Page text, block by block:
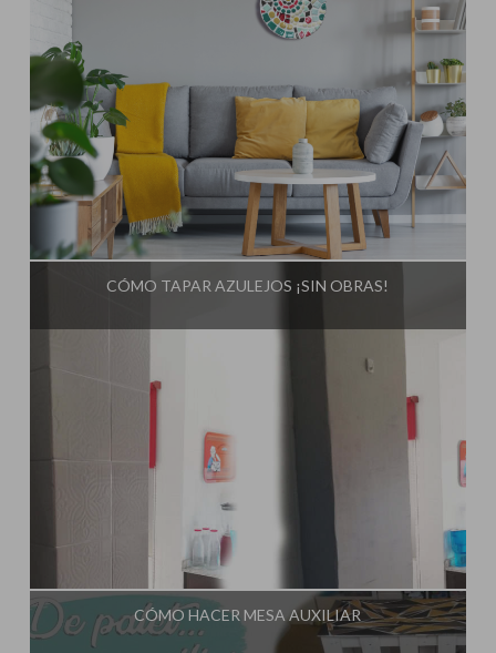
Influencer:El Taller de Ire
CÓMO TAPAR AZULEJOS ¡SIN OBRAS!
Influencer:
CÓMO HACER MESA AUXILIAR